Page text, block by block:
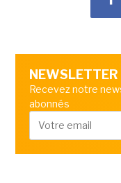
NEWSLETTER
Recevez notre
abonnés